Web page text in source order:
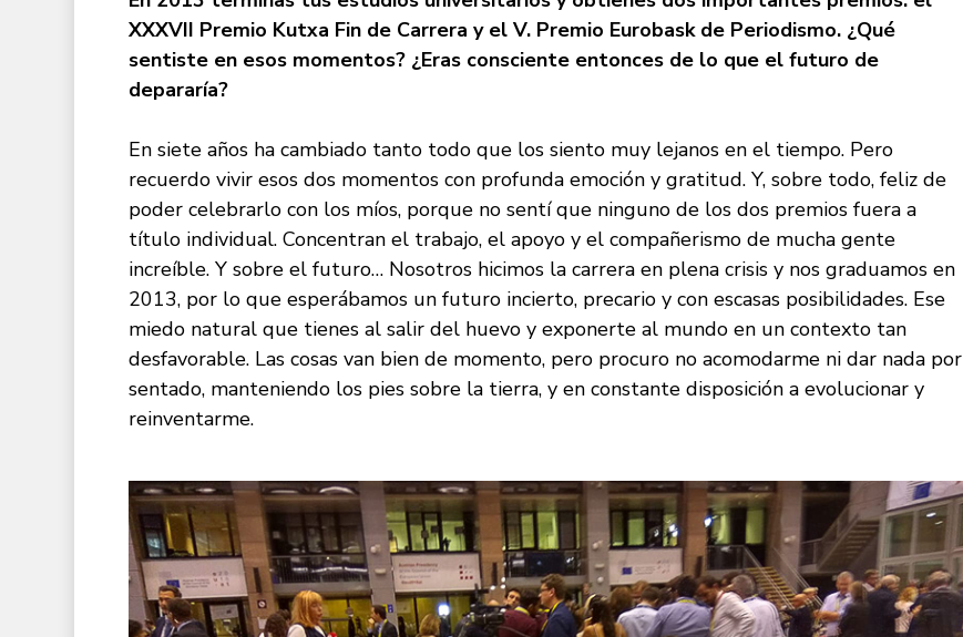
XXXVII Premio Kutxa Fin de Carrera y el V. Premio Eurobask de Periodismo. ¿Qué
sentiste en esos momentos? ¿Eras consciente entonces de lo que el futuro de
depararía?
En siete años ha cambiado tanto todo que los siento muy lejanos en el tiempo. Pero
recuerdo vivir esos dos momentos con profunda emoción y gratitud. Y, sobre todo, feliz de
poder celebrarlo con los míos, porque no sentí que ninguno de los dos premios fuera a
título individual. Concentran el trabajo, el apoyo y el compañerismo de mucha gente
increíble. Y sobre el futuro… Nosotros hicimos la carrera en plena crisis y nos graduamos en
2013, por lo que esperábamos un futuro incierto, precario y con escasas posibilidades. Ese
miedo natural que tienes al salir del huevo y exponerte al mundo en un contexto tan
desfavorable. Las cosas van bien de momento, pero procuro no acomodarme ni dar nada por
sentado, manteniendo los pies sobre la tierra, y en constante disposición a evolucionar y
reinventarme.